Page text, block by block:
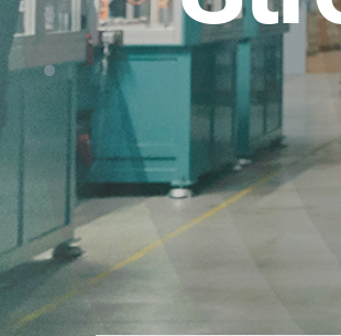
NEO CEE:
effizient in der